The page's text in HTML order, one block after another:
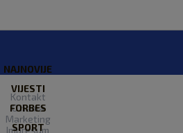
NAJNOVIJE
VIJESTI
FORBES
SPORT
Kontakt
O nama
Marketing
Impresum